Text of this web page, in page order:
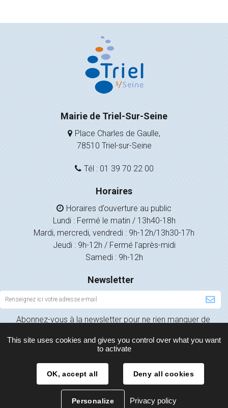
Mairie de Triel-Sur-Seine
Place Charles de Gaulle,
78510 Triel-sur-Seine
Tél : 01 39 70 22 00
Horaires
Horaires d’ouverture au public
Lundi : Fermé le matin / 13h40-18h
Mardi, mercredi, vendredi : 9h-12h/13h30-17h
Jeudi : 9h-12h / Fermé l’après-midi
Samedi : 9h-12h
Newsletter
Inscription
à
la
Abonnez-vous à la newsletter pour ne rien manquer de
Mentions légales Politique de confidentialité
This site uses cookies and gives you control over what you want
to activate
OK, accept all Deny all cookies
Personalize Privacy policy